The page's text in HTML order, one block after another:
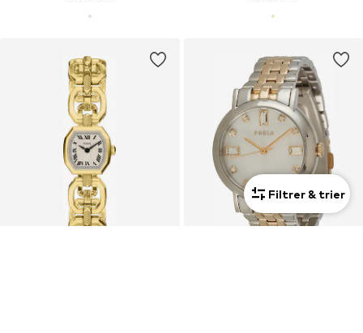
Filtrer & trier